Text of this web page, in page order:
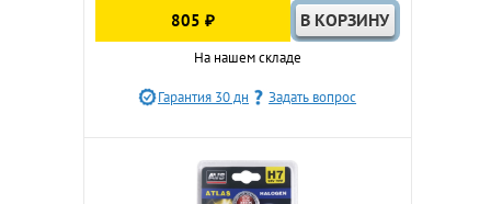
805 ₽
На нашем складе
Гарантия 30 дн Задать вопрос